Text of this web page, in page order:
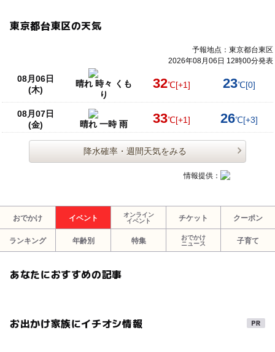
東京都台東区の天気
予報地点：東京都台東区
2026年08月06日 12時00分発表
08月06日
(木)
晴れ 時々 くも
り
32℃[+1] 23℃[0]
08月07日
(金)
晴れ 一時 雨 33℃[+1] 26℃[+3]
降水確率・週間天気をみる
情報提供：
おでかけ イベント
オンライン
イベント
チケット クーポン
ランキング 年齢別 特集
おでかけ
ニュース
子育て
あなたにおすすめの記事
お出かけ家族にイチオシ情報